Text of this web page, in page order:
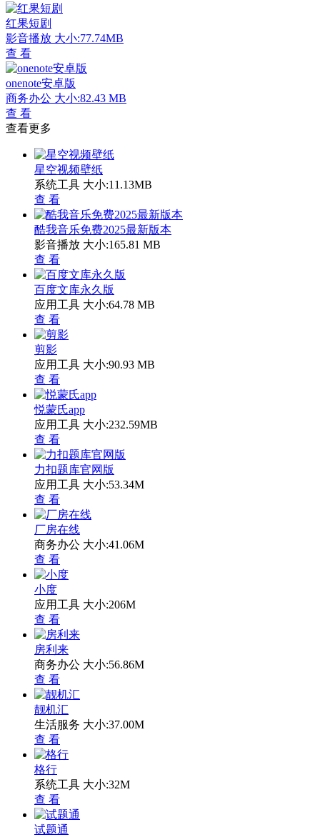
红果短剧
影音播放 大小:77.74MB
查 看
onenote安卓版
商务办公 大小:82.43 MB
查 看
查看更多
星空视频壁纸
系统工具 大小:11.13MB
查 看
酷我音乐免费2025最新版本
影音播放 大小:165.81 MB
查 看
百度文库永久版
应用工具 大小:64.78 MB
查 看
剪影
应用工具 大小:90.93 MB
查 看
悦蒙氏app
应用工具 大小:232.59MB
查 看
力扣题库官网版
应用工具 大小:53.34M
查 看
厂房在线
商务办公 大小:41.06M
查 看
小度
应用工具 大小:206M
查 看
房利来
商务办公 大小:56.86M
查 看
靓机汇
生活服务 大小:37.00M
查 看
格行
系统工具 大小:32M
查 看
试题通